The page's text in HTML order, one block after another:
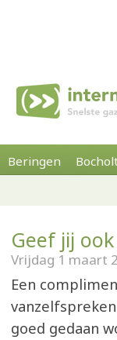
Beringen
Geef jij
Vrijdag 1 maart
Een
goed gedaan